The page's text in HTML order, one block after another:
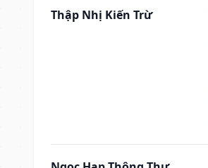
Thập Nhị Kiến Trừ